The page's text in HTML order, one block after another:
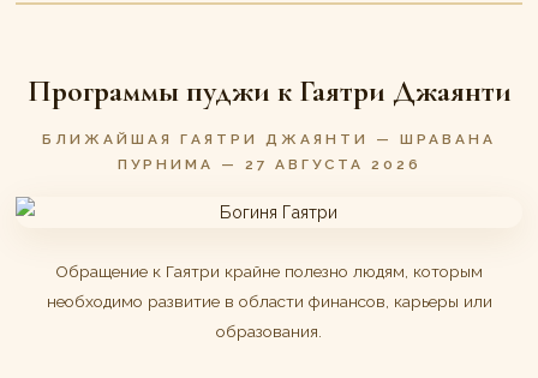
Программы пуджи к Гаятри Джаянти
БЛИЖАЙШАЯ ГАЯТРИ ДЖАЯНТИ — ШРАВАНА
ПУРНИМА — 27 АВГУСТА 2026
Обращение к Гаятри крайне полезно людям, которым
необходимо развитие в области финансов, карьеры или
образования.